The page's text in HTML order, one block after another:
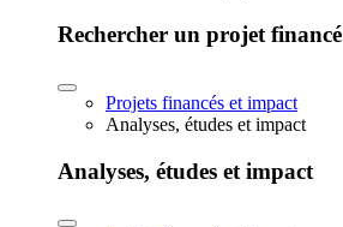
Rechercher un projet financé
Projets financés et impact
Analyses, études et impact
Analyses, études et impact